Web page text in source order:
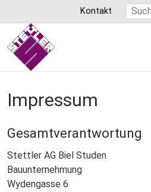
zum
Inhalt
Kontakt Suche
Impressum
Gesamtverantwortung
Stettler AG Biel Studen
Bauunternehmung
Wydengasse 6